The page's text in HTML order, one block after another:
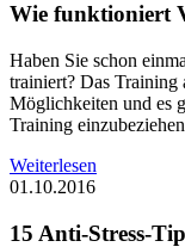
Wie funktioniert
Haben Sie schon
trainiert? Das Training
Möglichkeiten und es
Training
Weiterlesen
01.10.2016
15 Anti-Stress-